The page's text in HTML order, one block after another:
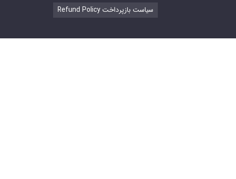
Refund Policy سیاست بازپرداخت